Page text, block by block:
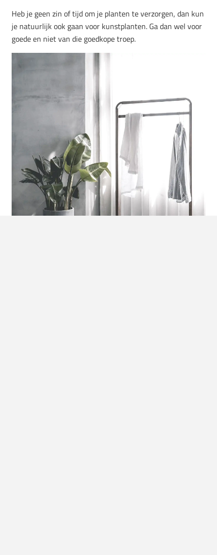
Heb je geen zin of tijd om je planten te verzorgen, dan kun
je natuurlijk ook gaan voor kunstplanten. Ga dan wel voor
goede en niet van die goedkope troep.